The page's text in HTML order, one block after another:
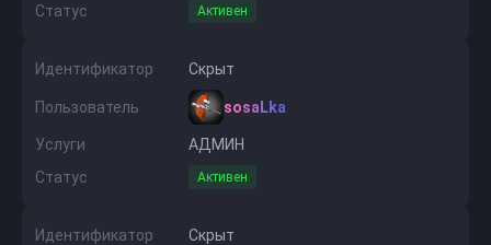
Статус
Активен
Идентификатор Скрыт
Пользователь sosaLka
Услуги
АДМИН
Статус
Активен
Идентификатор Скрыт